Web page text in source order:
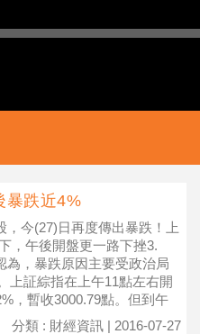
暴跌近4%
，今(27)日再度傳出暴跌！上
，午後開盤更一路下挫3.
為，暴跌原因主要受政治局
上証綜指在上午11點左右開
，暫收3000.79點。但到午
分類 : 財經資訊 | 2016-07-27